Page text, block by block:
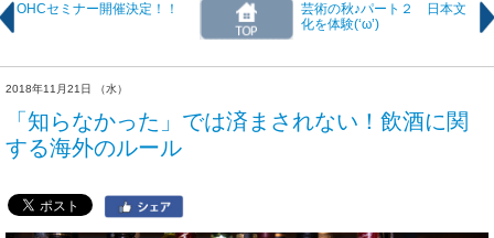
OHCセミナー開催決定！！
芸術の秋♪パート２ 日本文
化を体験(‘ω’)
2018年11月21日 （水）
「知らなかった」では済まされない！飲酒に関
する海外のルール